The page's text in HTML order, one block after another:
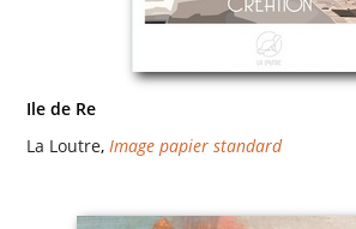
Ile de Re
La Loutre, Image papier standard